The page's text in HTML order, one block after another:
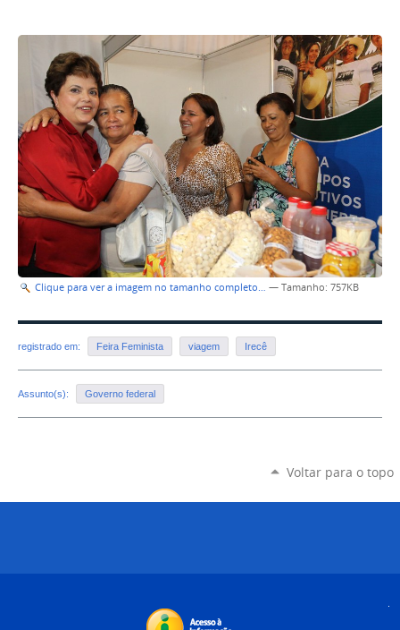
Clique para ver a imagem no tamanho completo… — Tamanho: 757KB
registrado em: Feira Feminista viagem Irecê
Assunto(s): Governo federal
Voltar para o topo